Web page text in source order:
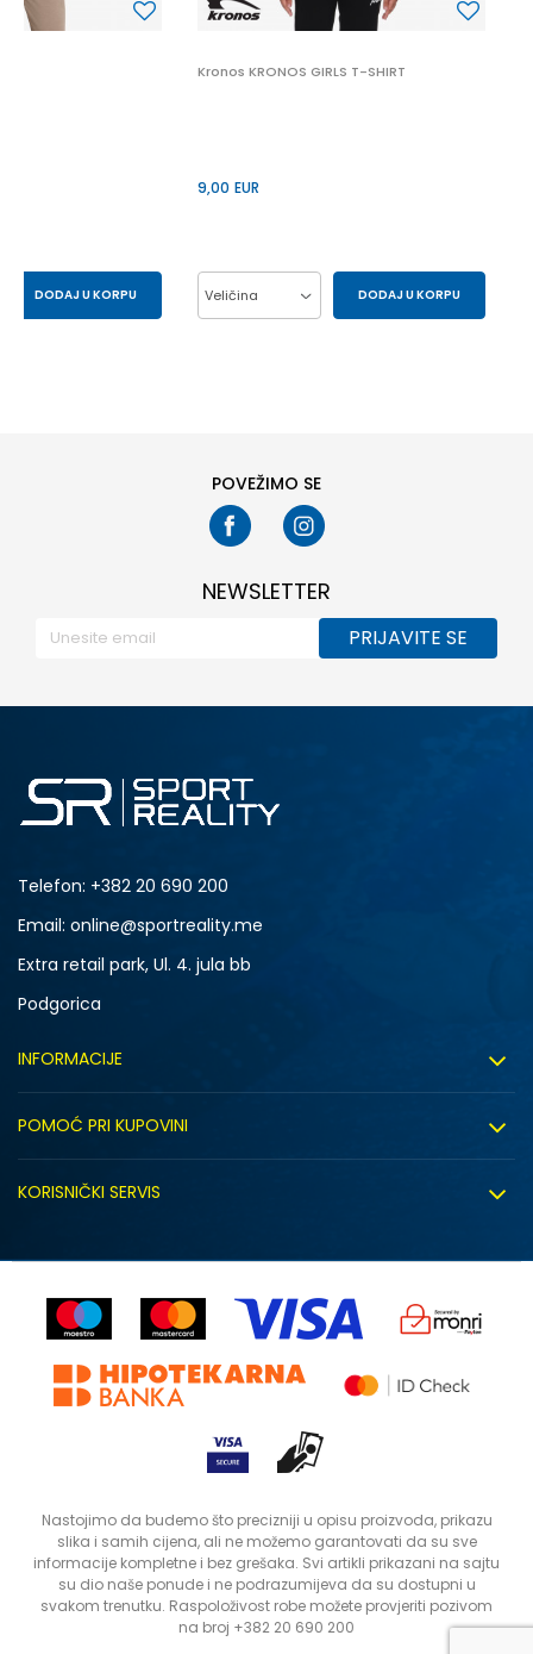
DODAJ U KORPU
Kronos KRONOS GIRLS T-SHIRT
9,00 EUR
Veličina DODAJ U KORPU
POVEŽIMO SE
NEWSLETTER
PRIJAVITE SE
Telefon: +382 20 690 200
Email: online@sportreality.me
Extra retail park, Ul. 4. jula bb
Podgorica
INFORMACIJE
Zapošljavanje
Sindikalna prodaja
Kontakt
Prodavnice
POMOĆ PRI KUPOVINI
Kako kupiti
Uputstvo za registraciju
KORISNIČKI SERVIS
Reklamacije
Povrat robe i povrat sredstava
Status porudžbine
Nastojimo da budemo što precizniji u opisu proizvoda, prikazu
slika i samih cijena, ali ne možemo garantovati da su sve
informacije kompletne i bez grešaka. Svi artikli prikazani na sajtu
su dio naše ponude i ne podrazumijeva da su dostupni u
svakom trenutku. Raspoloživost robe možete provjeriti pozivom
na broj +382 20 690 200